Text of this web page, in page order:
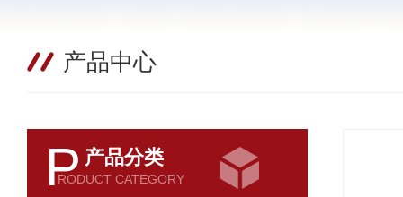
产品中心
P 产品分类
RODUCT CATEGORY